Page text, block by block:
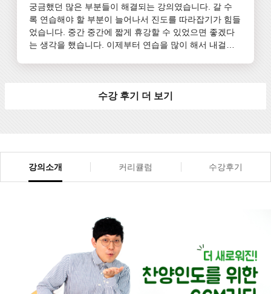
궁금했던 많은 부분들이 해결되는 강의였습니다. 갈 수
록 연습해야 할 부분이 늘어나서 진도를 따라잡기가 힘들
었습니다. 중간 중간에 짧게 휴강할 수 있었으면 좋겠다
는 생각을 했습니다. 이제부터 연습을 많이 해서 내걸로
양인도, 찬양밴드사역자수강 후기 더 보기
강의소개 커리큘럼 수강후기